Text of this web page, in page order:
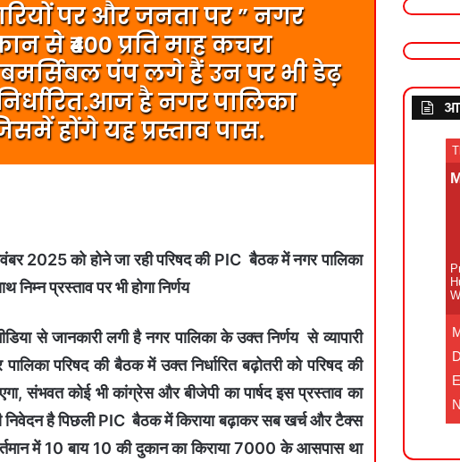
पर और जनता पर ” नगर
से ₹400 प्रति माह कचरा
पंप लगे हैं उन पर भी डेढ़
है नगर पालिका
होंगे यह प्रस्ताव पास.
2025 को होने जा रही परिषद की PIC बैठक में नगर पालिका
निम्न प्रस्ताव पर भी होगा निर्णय
से जानकारी लगी है नगर पालिका के उक्त निर्णय से व्यापारी
परिषद की बैठक में उक्त निर्धारित बढ़ोतरी को परिषद की
संभवत कोई भी कांग्रेस और बीजेपी का पार्षद इस प्रस्ताव का
निवेदन है पिछली PIC बैठक में किराया बढ़ाकर सब खर्च और टैक्स
में 10 बाय 10 की दुकान का किराया 7000 के आसपास था